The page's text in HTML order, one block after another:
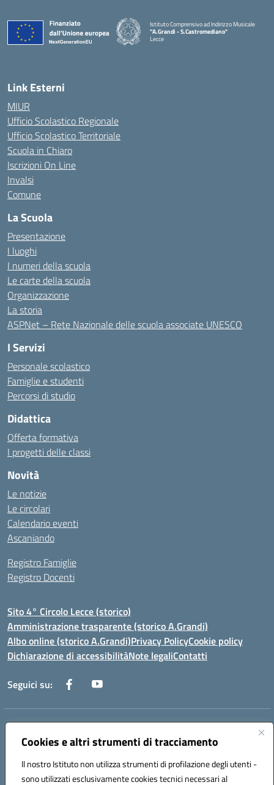
Cookies e altri strumenti di tracciamento
Il nostro Istituto non utilizza strumenti di profilazione degli utenti -
sono utilizzati esclusivamente cookies tecnici necessari al
Istituto Comprensivo ad Indirizzo Musicale
"A.Grandi - S.Castromediano"
Lecce
Link Esterni
MIUR
Ufficio Scolastico Regionale
Ufficio Scolastico Territoriale
Scuola in Chiaro
Iscrizioni On Line
Invalsi
Comune
La Scuola
Presentazione
I luoghi
I numeri della scuola
Le carte della scuola
Organizzazione
La storia
ASPNet – Rete Nazionale delle scuola associate UNESCO
I Servizi
Personale scolastico
Famiglie e studenti
Percorsi di studio
Didattica
Offerta formativa
I progetti delle classi
Novità
Le notizie
Le circolari
Calendario eventi
Ascaniando
Registro Famiglie
Registro Docenti
Sito 4° Circolo Lecce (storico)
Amministrazione trasparente (storico A.Grandi)
Albo online (storico A.Grandi)Privacy PolicyCookie policy
Dichiarazione di accessibilitàNote legaliContatti
Seguici su:
Indirizzo:
Centralino:0832/346889 Email:leic8av008@istruzione.it
Codice fiscale: 93173040754